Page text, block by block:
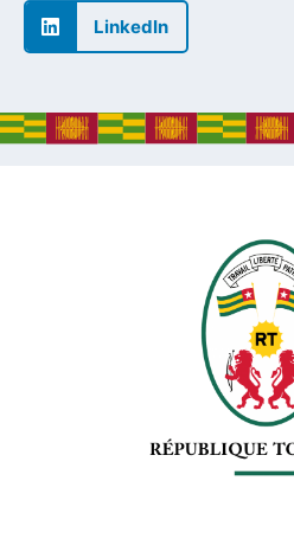
LinkedIn